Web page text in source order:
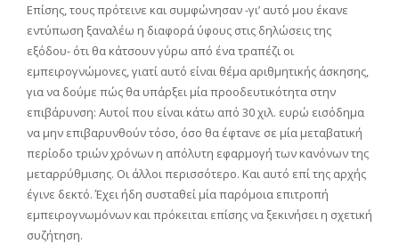
Επίσης, τους πρότεινε και συμφώνησαν -γι’ αυτό μου έκανε
εντύπωση ξαναλέω η διαφορά ύφους στις δηλώσεις της
εξόδου- ότι θα κάτσουν γύρω από ένα τραπέζι οι
εμπειρογνώμονες, γιατί αυτό είναι θέμα αριθμητικής άσκησης,
για να δούμε πώς θα υπάρξει μία προοδευτικότητα στην
επιβάρυνση: Αυτοί που είναι κάτω από 30 χιλ. ευρώ εισόδημα
να μην επιβαρυνθούν τόσο, όσο θα έφτανε σε μία μεταβατική
περίοδο τριών χρόνων η απόλυτη εφαρμογή των κανόνων της
μεταρρύθμισης. Οι άλλοι περισσότερο. Και αυτό επί της αρχής
έγινε δεκτό. Έχει ήδη συσταθεί μία παρόμοια επιτροπή
εμπειρογνωμόνων και πρόκειται επίσης να ξεκινήσει η σχετική
συζήτηση.